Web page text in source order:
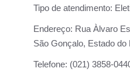
Tipo de atendimento:
Endereço: Rua Àlvaro
São Gonçalo, Estado do
Telefone: (021) 3858-